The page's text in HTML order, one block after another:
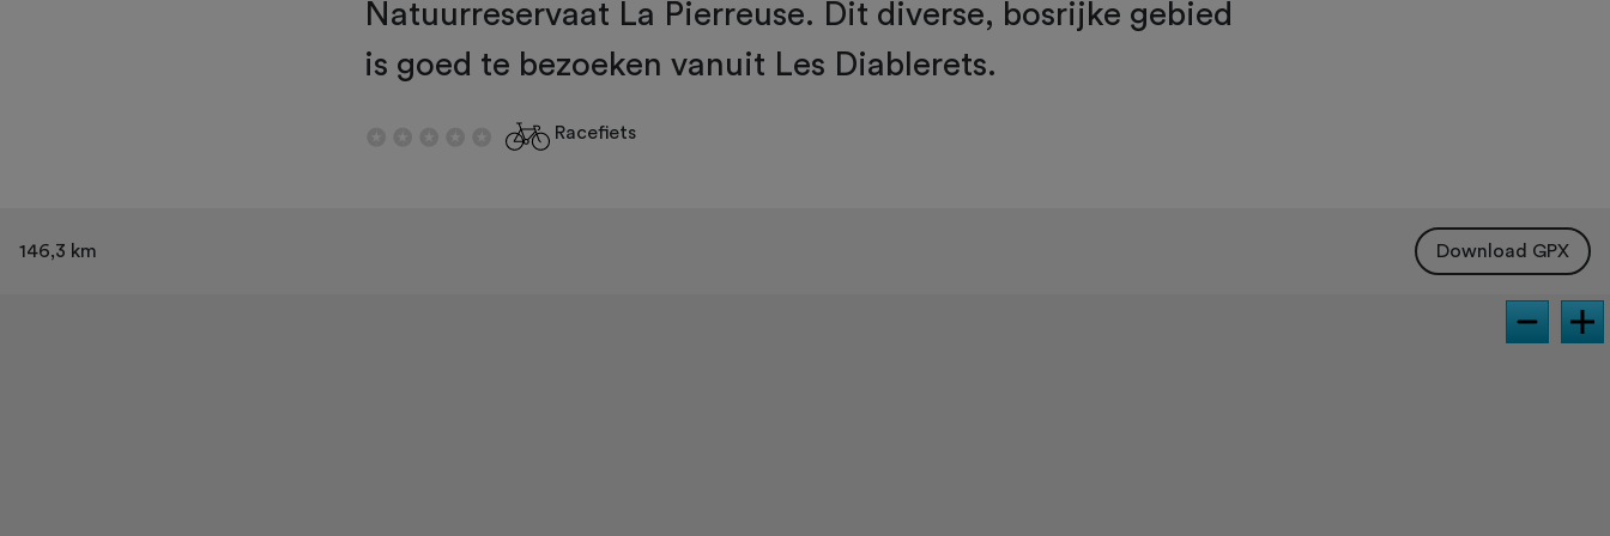
Natuurreservaat La Pierreuse. Dit diverse, bosrijke gebied
is goed te bezoeken vanuit Les Diablerets.
Racefiets
146,3 km Download GPX